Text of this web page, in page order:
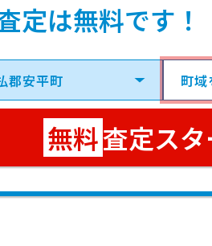
定は無料です！
査定スタ